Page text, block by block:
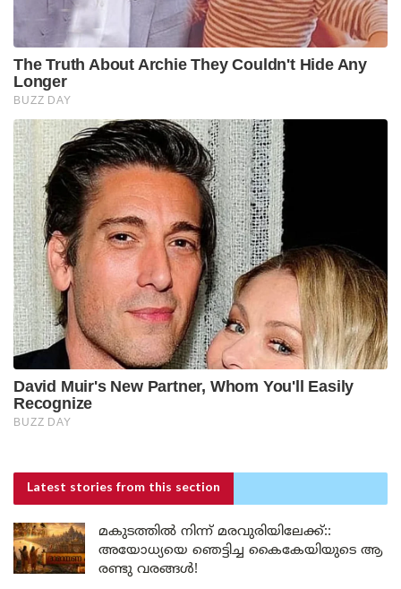
Latest stories from this section
മകുടത്തിൽ നിന്ന് മരവുരിയിലേക്ക്::
അയോധ്യയെ ഞെട്ടിച്ച കൈകേയിയുടെ ആ
രണ്ടു വരങ്ങൾ!